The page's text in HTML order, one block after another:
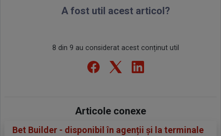
A fost util acest articol?
8 din 9 au considerat acest conținut util
Articole conexe
Bet Builder - disponibil în agenții și la terminale